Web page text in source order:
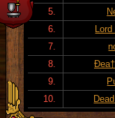
5.
6.
7.
8.
9.
10.